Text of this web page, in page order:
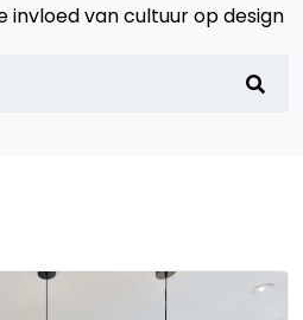
invloed van cultuur op design